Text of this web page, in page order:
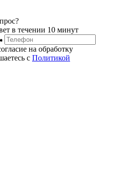
в течении 10 минут
на обработку
с Политикой